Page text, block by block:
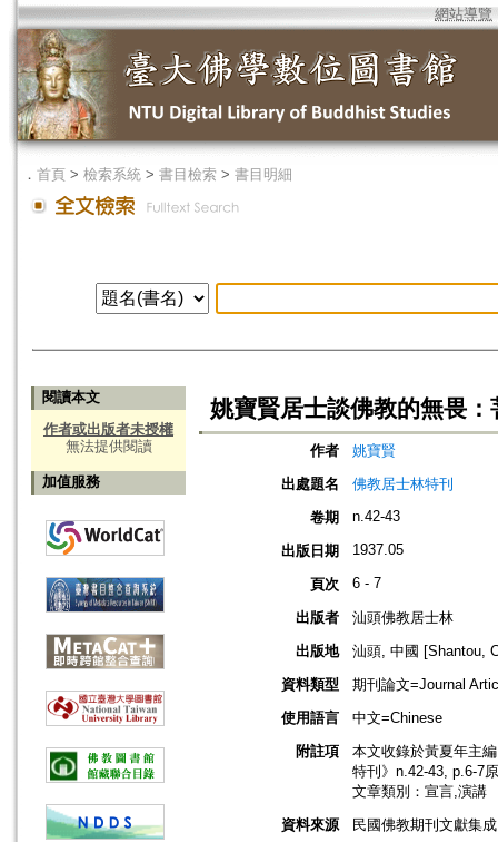
網站導覽
． 首頁 > 檢索系統 > 書目檢索 > 書目明細
閱讀本文
作者或出版者未授權
無法提供閱讀
加值服務
姚寶賢居士談佛教的無畏：
作者
姚寶賢
出處題名
佛教居士林特刊
卷期
n.42-43
出版日期 1937.05
頁次 6 - 7
出版者
汕頭佛教居士林
出版地
汕頭, 中國 [Shantou,
資料類型
期刊論文=Journal
使用語言
中文=Chinese
附註項
本文收錄於黃夏年主
特刊》n.42-43, p.6-7
文章類別：宣言,演講
資料來源
民國佛教期刊文獻集